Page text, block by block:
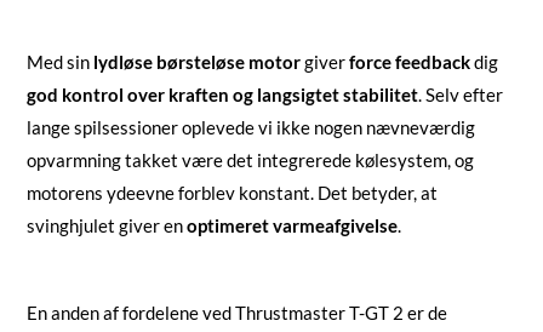
Med sin lydløse børsteløse motorgiverforce feedbackdig
god kontrol over kraften og langsigtet stabilitet. Selv efter
lange spilsessioner oplevede vi ikke nogen nævneværdig
opvarmning takket være det integrerede kølesystem, og
motorens ydeevne forblev konstant. Det betyder, at
svinghjulet giver enoptimeret varmeafgivelse.
En anden af fordelene ved Thrustmaster T-GT 2 er de